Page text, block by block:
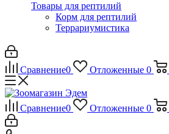
Товары для рептилий
Корм для рептилий
Террариумистика
Сравнение0 Отложенные 0
Сравнение0 Отложенные 0